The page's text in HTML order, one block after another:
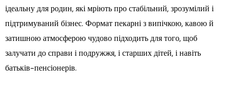
ідеальну для родин, які мріють про стабільний, зрозумілий і
підтримуваний бізнес. Формат пекарні з випічкою, кавою й
затишною атмосферою чудово підходить для того, щоб
залучати до справи і подружжя, і старших дітей, і навіть
батьків-пенсіонерів.